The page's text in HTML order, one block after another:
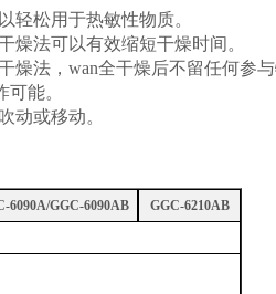
轻松用于热敏性物质。
燥法可以有效缩短干燥时间。
法，wan全干燥后不留任何参与
能。
动或移动。
6090A/GGC-6090AB GGC-6210AB